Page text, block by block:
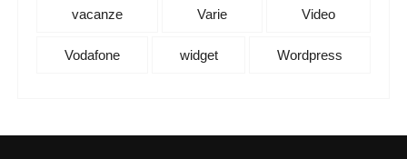
vacanze Varie Video
Vodafone widget Wordpress